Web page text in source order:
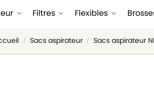
Filtres Flexibles
/ Sacs aspirateur / Sacs aspirateur